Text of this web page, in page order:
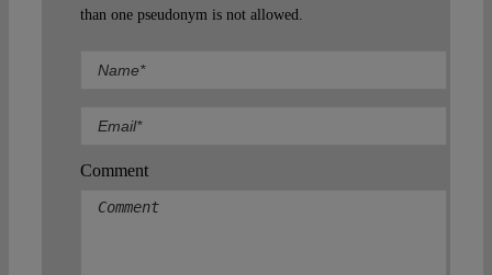
than one pseudonym is not allowed.
Comment